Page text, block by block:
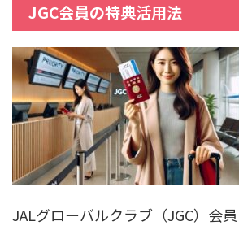
JGC会員の特典活用法
JALグローバルクラブ（JGC）会